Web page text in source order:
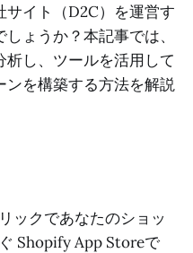
サイト（D2C）を運営す
ょうか？本記事では、
し、ツールを活用して
ンを構築する方法を解説
ックであなたのショッ
Shopify App Storeで